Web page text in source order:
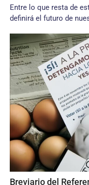
Entre lo que resta de
definirá el futuro de
Breviario del